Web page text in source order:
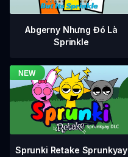
Abgerny Nhưng Đó Là
Sprinkle
Sprunki Retake Sprunkyay